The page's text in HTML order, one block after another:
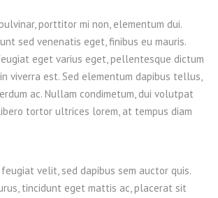
porttitor mi non, elementum dui.
sed venenatis eget, finibus eu mauris.
eget varius eget, pellentesque dictum
viverra est. Sed elementum dapibus tellus,
ac. Nullam condimetum, dui volutpat
tortor ultrices lorem, at tempus diam
velit, sed dapibus sem auctor quis.
tincidunt eget mattis ac, placerat sit